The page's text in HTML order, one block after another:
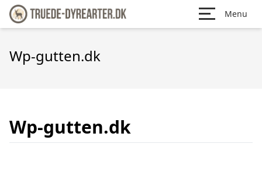
Menu
Wp-gutten.dk
Wp-gutten.dk